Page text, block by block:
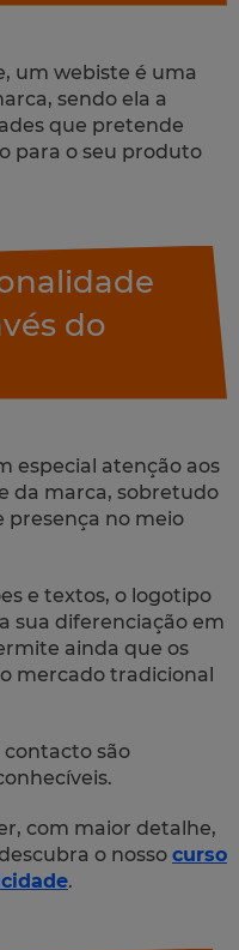
um webiste é uma
sendo ela a
que pretende
para o seu produto
do
especial atenção aos
da marca, sobretudo
presença no meio
e textos, o logotipo
sua diferenciação em
ainda que os
mercado tradicional
contacto são
com maior detalhe,
o nosso curso
.